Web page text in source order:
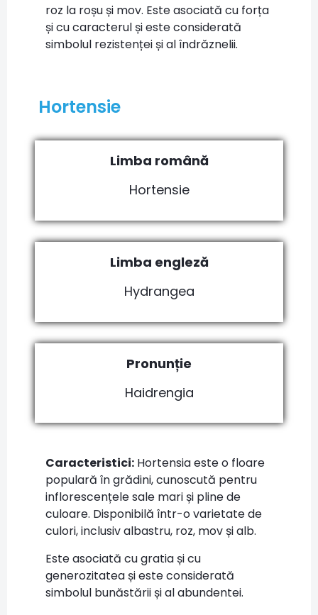
roz la roșu și mov. Este asociată cu forța
și cu caracterul și este considerată
simbolul rezistenței și al îndrăznelii.
Hortensie
Limba română
Hortensie
Limba engleză
Hydrangea
Pronunție
Haidrengia
Caracteristici: Hortensia este o floare
populară în grădini, cunoscută pentru
inflorescențele sale mari și pline de
culoare. Disponibilă într-o varietate de
culori, inclusiv albastru, roz, mov și alb.
Este asociată cu gratia și cu
generozitatea și este considerată
simbolul bunăstării și al abundentei.